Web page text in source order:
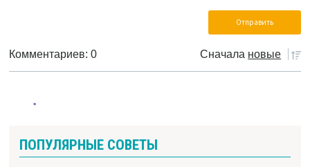
Комментариев: 0 Сначала новые
ПОПУЛЯРНЫЕ СОВЕТЫ